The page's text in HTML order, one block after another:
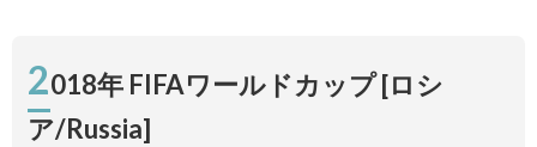
2018年 FIFAワールドカップ [ロシ
ア/Russia]